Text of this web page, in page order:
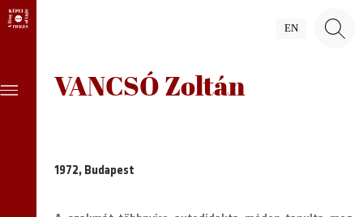
EN
VANCSÓ Zoltán
1972, Budapest